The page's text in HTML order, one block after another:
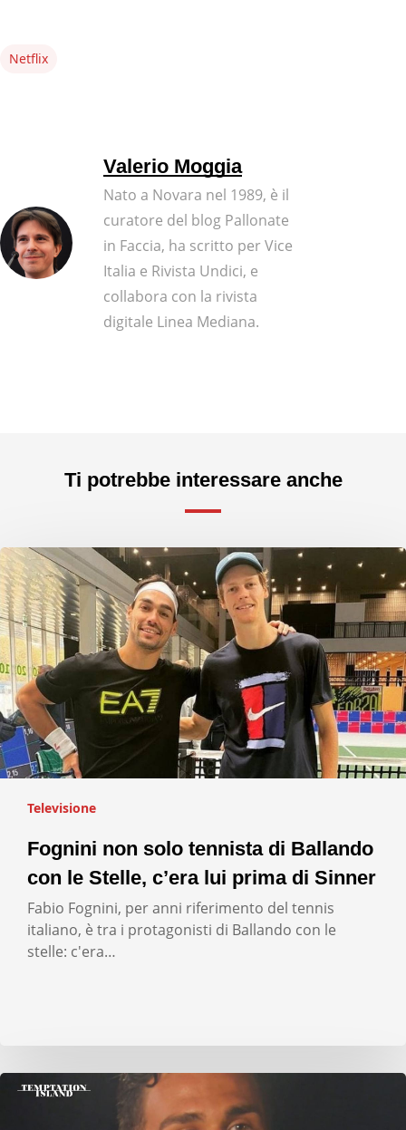
Netflix
Valerio Moggia
Nato a Novara nel 1989, è il
curatore del blog Pallonate
in Faccia, ha scritto per Vice
Italia e Rivista Undici, e
collabora con la rivista
digitale Linea Mediana.
Ti potrebbe interessare anche
Televisione
Fognini non solo tennista di Ballando
con le Stelle, c’era lui prima di Sinner
Fabio Fognini, per anni riferimento del tennis
italiano, è tra i protagonisti di Ballando con le
stelle: c'era…